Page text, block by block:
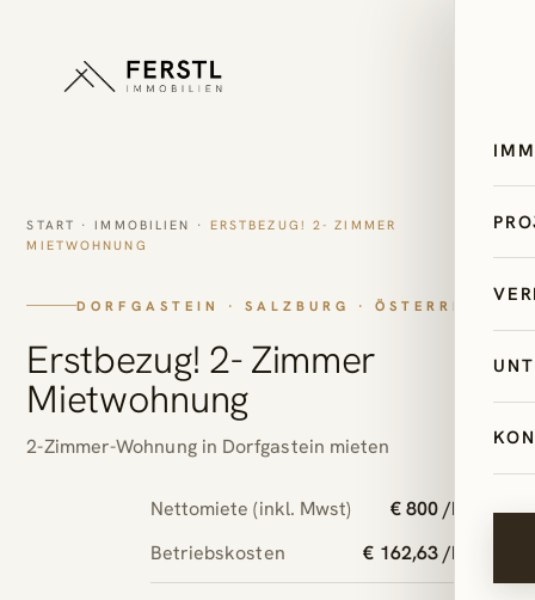
START ·IMMOBILIEN · ERSTBEZUG! 2- ZIMMER
MIETWOHNUNG
DORFGASTEIN · SALZBURG · ÖSTERREICH
Erstbezug! 2- Zimmer
Mietwohnung
2-Zimmer-Wohnung in Dorfgastein mieten
Nettomiete (inkl. Mwst)
€ 800 /Monat
Betriebskosten
€ 162,63 /Monat